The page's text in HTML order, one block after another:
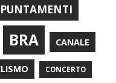
BRA CANALE
CONCERTO